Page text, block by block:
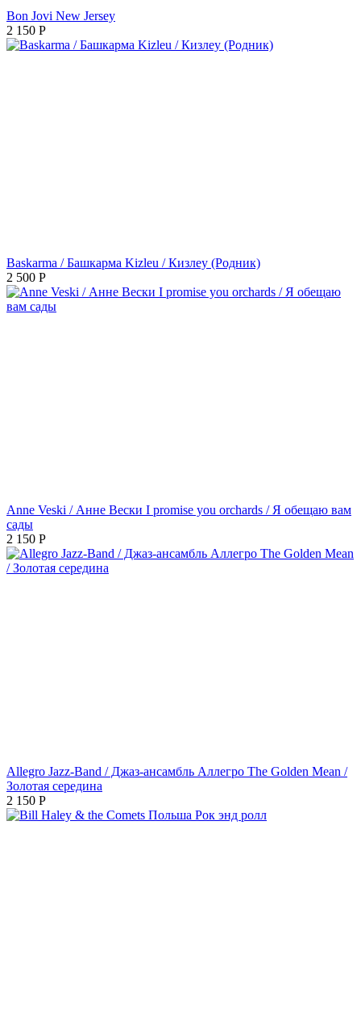
Bon Jovi New Jersey
2 150 Р
Baskarma / Башкарма Kizleu / Кизлеу (Родник)
2 500 Р
Anne Veski / Анне Вески I promise you orchards / Я обещаю вам
сады
2 150 Р
Allegro Jazz-Band / Джаз-ансамбль Аллегро The Golden Mean /
Золотая середина
2 150 Р